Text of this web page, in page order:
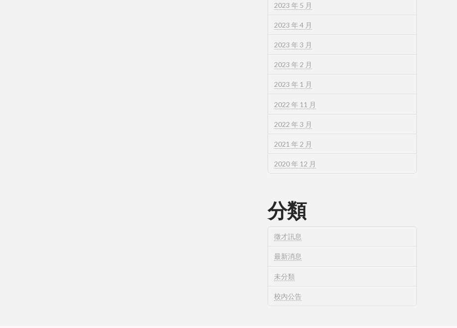
2023 年 5 月
2023 年 4 月
2023 年 3 月
2023 年 2 月
2023 年 1 月
2022 年 11 月
2022 年 3 月
2021 年 2 月
2020 年 12 月
分類
徵才訊息
最新消息
未分類
校內公告